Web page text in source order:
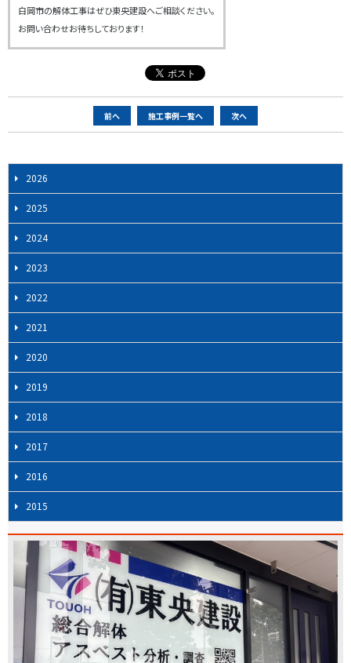
白岡市の解体工事はぜひ東央建設へご相談ください。
お問い合わせお待ちしております！
ー
ナ
ビ
ゲ
ー
シ
ョ
ン
前へ 施工事例一覧へ 次へ
2026
2025
2024
2023
2022
2021
2020
2019
2018
2017
2016
2015